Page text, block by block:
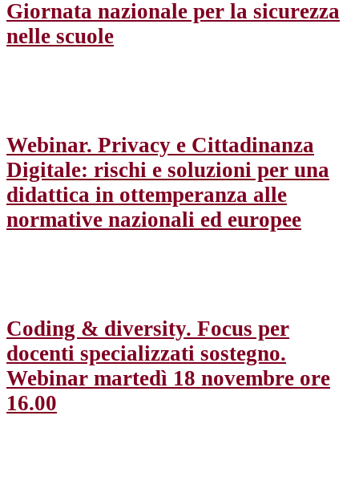
Giornata nazionale per la sicurezza
nelle scuole
Webinar. Privacy e Cittadinanza
Digitale: rischi e soluzioni per una
didattica in ottemperanza alle
normative nazionali ed europee
Coding & diversity. Focus per
docenti specializzati sostegno.
Webinar martedì 18 novembre ore
16.00